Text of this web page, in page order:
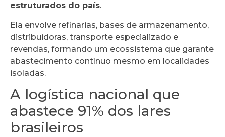
estruturados do país.
Ela envolve refinarias, bases de armazenamento,
distribuidoras, transporte especializado e
revendas, formando um ecossistema que garante
abastecimento contínuo mesmo em localidades
isoladas.
A logística nacional que
abastece 91% dos lares
brasileiros